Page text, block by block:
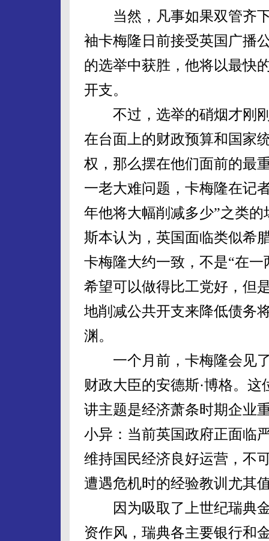
当然，凡事如果双管齐下
袖卡梅隆日前接受英国广播
的选举中获胜，他将以最快
开支。
不过，选举的硝烟才刚刚
在台面上的财政预算和国家
权，那么摆在他们面前的最
一老大难问题，卡梅隆在记
年他将大幅削减多少”之类
斯本认为，英国面临类似希
卡梅隆大约一致，不是“在
希望可以做得比工党好，但
地削减公共开支来降低债务
渊。
一个月前，卡梅隆会见了
财政大臣的安德斯·博格。
讲主题是经济萧条时期企业
小异：当前英国政府正面临
维持国民经济良好运营，不
遭遇危机时的经验教训尤其
因为吸取了上世纪瑞典金
资作风，瑞典各主要银行和